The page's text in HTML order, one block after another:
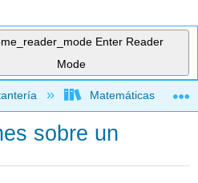
Enter Reader
Mode
jerarquía global
Matemáticas
sobre un